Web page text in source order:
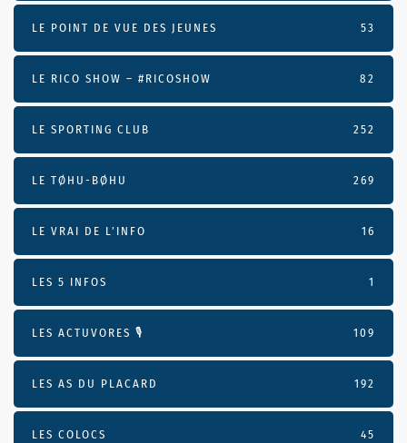
LE POINT DE VUE DES JEUNES 53
LE RICO SHOW – #RICOSHOW 82
LE SPORTING CLUB 252
LE TØHU-BØHU 269
LE VRAI DE L’INFO 16
LES 5 INFOS 1
LES ACTUVORES 🎙 109
LES AS DU PLACARD 192
LES COLOCS 45